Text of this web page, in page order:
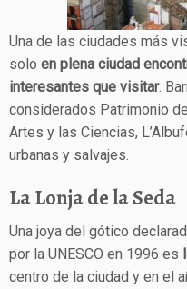
Una de las ciudades más
solo en plena ciudad
interesantes que visitar.
considerados Patrimonio
Artes y las Ciencias,
urbanas y salvajes.
La Lonja de la Seda
Una joya del gótico
por la UNESCO en 1996 es
centro de la ciudad y en el